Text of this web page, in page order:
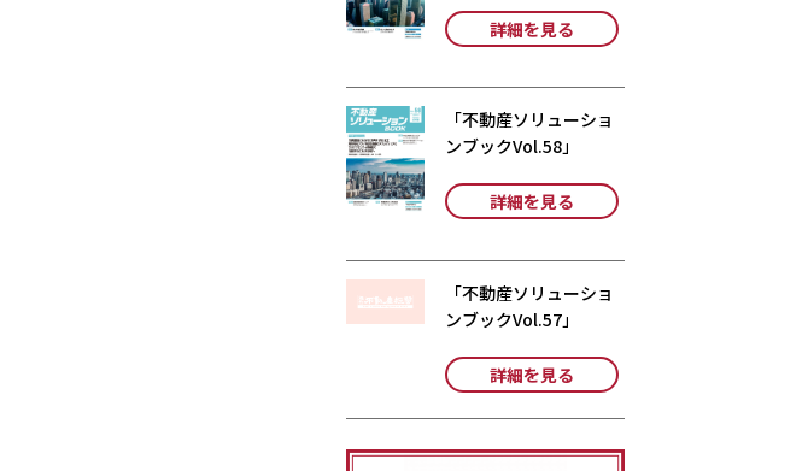
詳細を見る
「不動産ソリューショ
ンブックVol.58」
詳細を見る
「不動産ソリューショ
ンブックVol.57」
詳細を見る